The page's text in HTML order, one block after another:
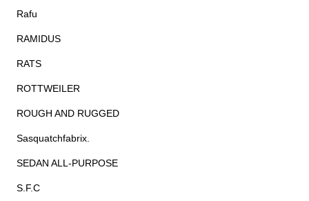
Rafu
RAMIDUS
RATS
ROTTWEILER
ROUGH AND RUGGED
Sasquatchfabrix.
SEDAN ALL-PURPOSE
S.F.C